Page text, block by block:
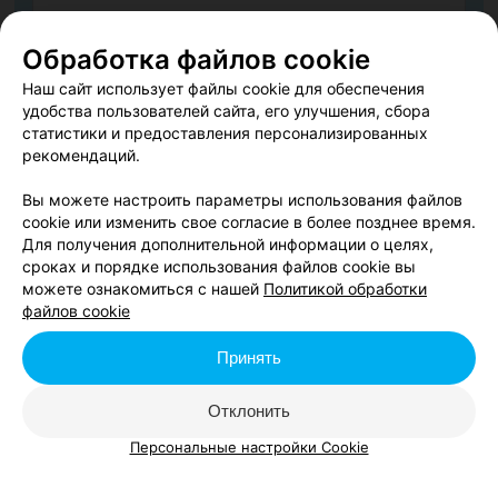
Согласен опубликовать отзыв. Подробнее обусловиях
обработки персональных данныхимеханизме реализации
прав
Добавить отзыв
Пользовательского соглашения
Обработка файлов cookie
Наш сайт использует файлы cookie для обеспечения
удобства пользователей сайта, его улучшения, сбора
статистики и предоставления персонализированных
рекомендаций.
Вы можете настроить параметры использования файлов
cookie или изменить свое согласие в более позднее время.
Для получения дополнительной информации о целях,
сроках и порядке использования файлов cookie вы
можете ознакомиться с нашей Политикой обработки
файлов cookie
Отклонить
Принять
Персональные настройки Cookie